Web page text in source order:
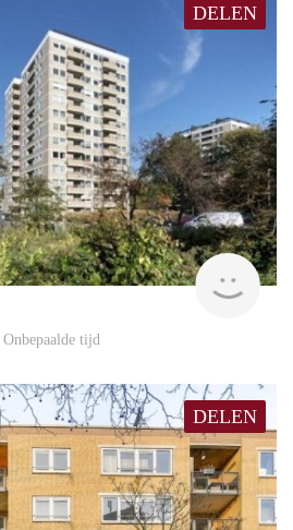
DELEN
rent
tijd
DELEN